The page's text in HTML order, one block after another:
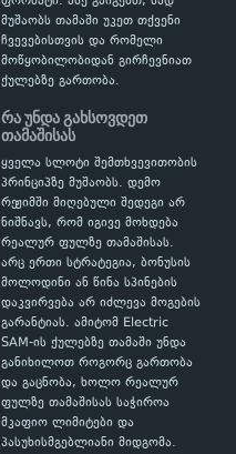
მუშაობს თამაში უკეთ თქვენი
ჩვევებისთვის და რომელი
მოწყობილობიდან გირჩევნიათ
ქულებზე გართობა.
რა უნდა გახსოვდეთ
თამაშისას
ყველა სლოტი შემთხვევითობის
პრინციპზე მუშაობს. დემო
რეჟიმში მიღებული შედეგი არ
ნიშნავს, რომ იგივე მოხდება
რეალურ ფულზე თამაშისას.
არც ერთი სტრატეგია, ბონუსის
მოლოდინი ან წინა სპინების
დაკვირვება არ იძლევა მოგების
გარანტიას. ამიტომ Electric
SAM-ის ქულებზე თამაში უნდა
განიხილოთ როგორც გართობა
და გაცნობა, ხოლო რეალურ
ფულზე თამაშისას საჭიროა
მკაფიო ლიმიტები და
პასუხისმგებლიანი მიდგომა.